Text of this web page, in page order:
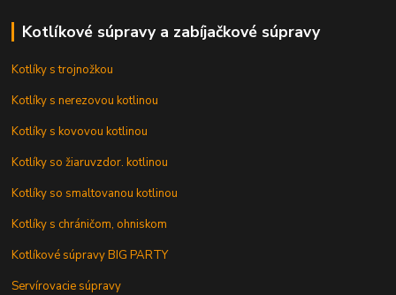
Kotlíkové súpravy a zabíjačkové súpravy
Kotlíky s trojnožkou
Kotlíky s nerezovou kotlinou
Kotlíky s kovovou kotlinou
Kotlíky so žiaruvzdor. kotlinou
Kotlíky so smaltovanou kotlinou
Kotlíky s chráničom, ohniskom
Kotlíkové súpravy BIG PARTY
Servírovacie súpravy